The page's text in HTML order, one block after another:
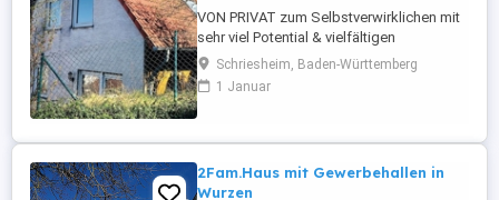
VON PRIVAT zum Selbstverwirklichen mit
sehr viel Potential & vielfältigen
Möglichkeiten. BITTE keine Makler - Es
wird provisionsfrei von privat verkauft.
Bitte komplett lesen dann anrufen & gerne
Schriesheim, Baden-Württemberg
1 Januar
2Fam.Haus mit Gewerbehallen in
Wurzen